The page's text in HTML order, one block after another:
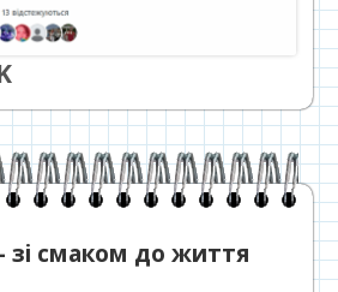
смаком до життя